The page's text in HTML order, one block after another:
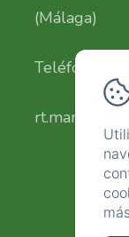
(Málaga)
Teléfono: